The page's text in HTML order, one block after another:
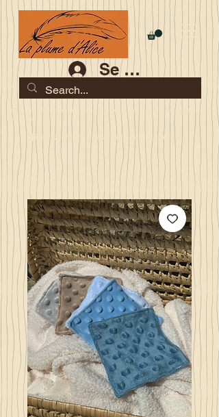
Se connecter
Les commandes jusqu'au 2 août sont garanties pour la
rentrée
Je serai en congés du 10 au 23 août